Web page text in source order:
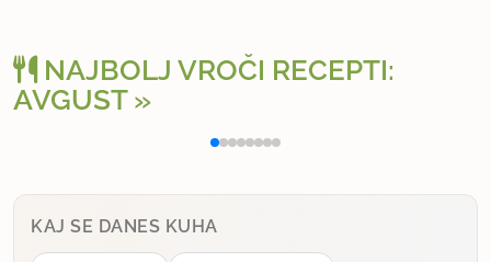
NAJBOLJ VROČI RECEPTI:
AVGUST
Polnjena paprika na klasičen način
KAJ SE DANES KUHA